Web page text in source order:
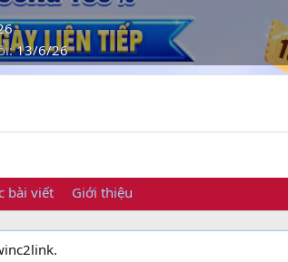
13/6/26
bài viết Giới thiệu